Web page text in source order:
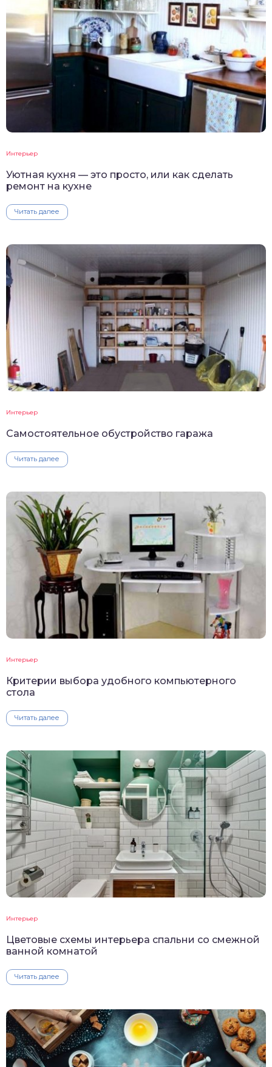
Интерьер
Уютная кухня — это просто, или как сделать
ремонт на кухне
Читать далее
Интерьер
Самостоятельное обустройство гаража
Читать далее
Интерьер
Критерии выбора удобного компьютерного
стола
Читать далее
Интерьер
Цветовые схемы интерьера спальни со смежной
ванной комнатой
Читать далее